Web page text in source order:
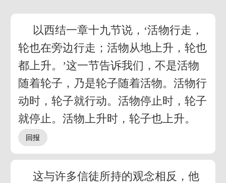
以西结一章十九节说，‘活物行走，
轮也在旁边行走；活物从地上升，轮也
都上升。’这一节告诉我们，不是活物
随着轮子，乃是轮子随着活物。活物行
动时，轮子就行动。活物停止时，轮子
就停止。活物上升时，轮子也上升。
这与许多信徒所持的观念相反，他